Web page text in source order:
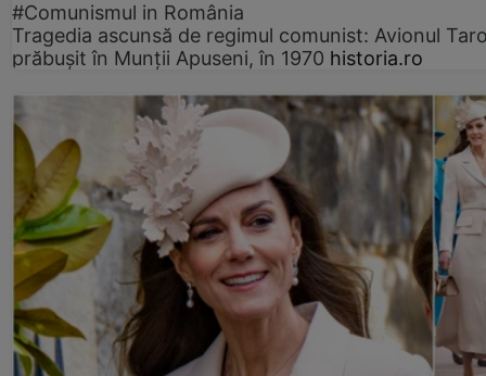
#Comunismul in România
Tragedia ascunsă de regimul comunist: Avionul
prăbușit în Munții Apuseni, în 1970 historia.ro